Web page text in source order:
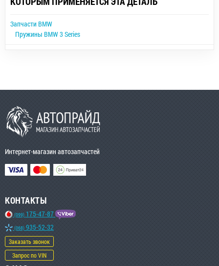
Запчасти BMW
Пружины BMW 3 Series
Интернет-магазин автозапчастей
КОНТАКТЫ
(099) 175-47-87
(068) 935-52-32
Заказать звонок
Запрос по VIN